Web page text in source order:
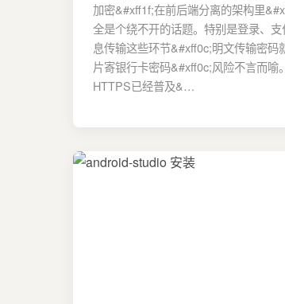
加密&#xff1f;在前后端分离的架构里
全是个绕不开的话题。特别是登录、
息传输这些环节&#xff0c;明文传输密码
片寄银行卡密码&#xff0c;风险不言而喻
HTTPS已经普及&…